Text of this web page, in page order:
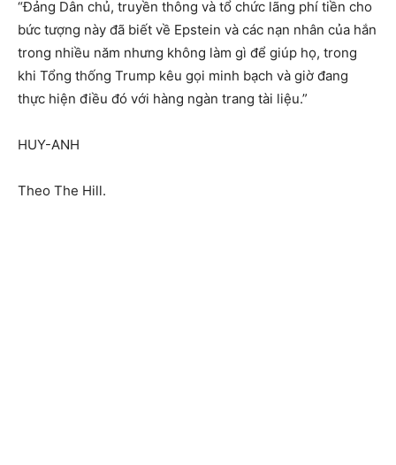
“Đảng Dân chủ, truyền thông và tổ chức lãng phí tiền cho
bức tượng này đã biết về Epstein và các nạn nhân của hắn
trong nhiều năm nhưng không làm gì để giúp họ, trong
khi Tổng thống Trump kêu gọi minh bạch và giờ đang
thực hiện điều đó với hàng ngàn trang tài liệu.”
HUY-ANH
Theo The Hill.